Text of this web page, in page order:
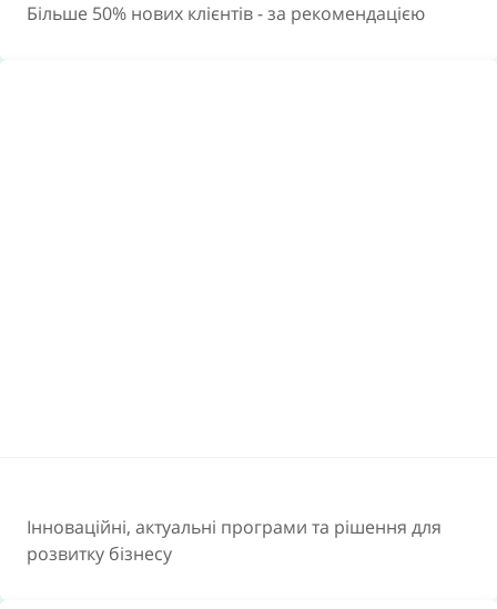
Більше 50% нових клієнтів - за рекомендацією
Інноваційні, актуальні програми та рішення для
розвитку бізнесу